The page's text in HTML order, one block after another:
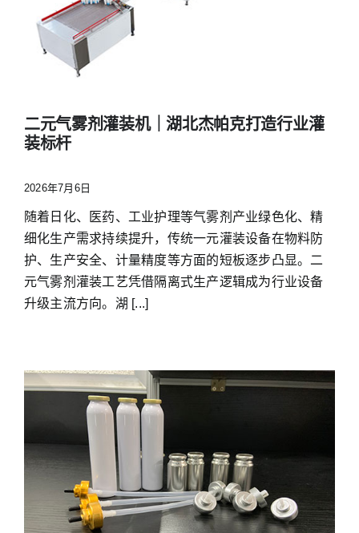
二元气雾剂灌装机｜湖北杰帕克打造行业灌
装标杆
2026年7月6日
随着日化、医药、工业护理等气雾剂产业绿色化、精
细化生产需求持续提升，传统一元灌装设备在物料防
护、生产安全、计量精度等方面的短板逐步凸显。二
元气雾剂灌装工艺凭借隔离式生产逻辑成为行业设备
升级主流方向。湖 [...]